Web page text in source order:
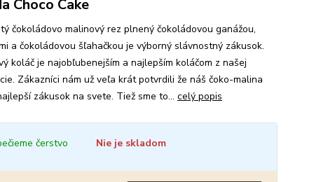
Choco Cake
čokoládovo malinový rez plnený čokoládovou ganážou,
a čokoládovou šľahačkou je výborný slávnostný zákusok.
koláč je najobľubenejším a najlepším koláčom z našej
Zákazníci nám už veľa krát potvrdili že náš čoko-malina
zákusok na svete. Tiež sme to... celý popis
čerstvo Nie je skladom